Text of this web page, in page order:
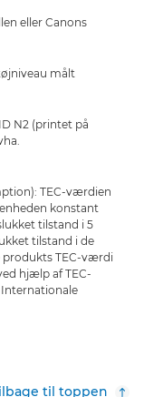
eller Canons
målt
N2 (printet på
TEC-værdien
konstant
tilstand i 5
tilstand i de
produkts TEC-værdi
hjælp af TEC-
til toppen